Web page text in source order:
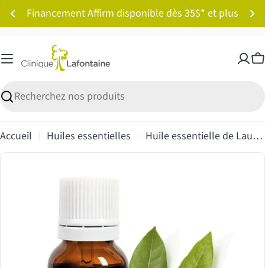
Passer
au
Financement Affirm disponible dès 35$* et plus
Recherche
Accueil Huiles essentielles Huile essentielle de Laurier Noble